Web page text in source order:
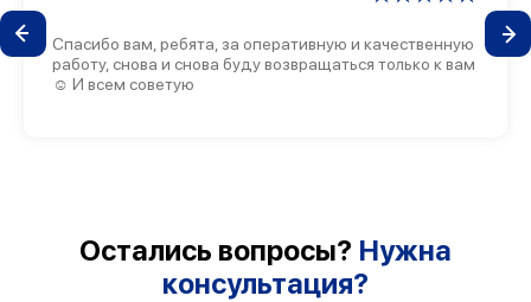
Спасибо вам, ребята, за оперативную и качественную
работу, снова и снова буду возвращаться только к вам
☺️ И всем советую
Остались вопросы? Нужна
консультация?